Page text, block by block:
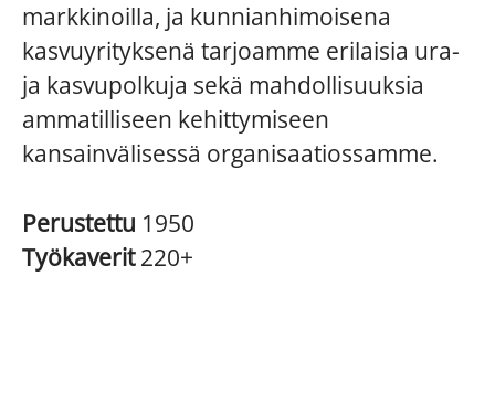
markkinoilla, ja kunnianhimoisena
kasvuyrityksenä tarjoamme erilaisia ura-
ja kasvupolkuja sekä mahdollisuuksia
ammatilliseen kehittymiseen
kansainvälisessä organisaatiossamme.
Perustettu 1950
Työkaverit220+